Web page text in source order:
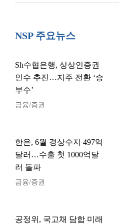
NSP 주요뉴스
Sh수협은행, 상상인증권
인수 추진…지주 전환 ‘승
부수’
금융/증권
한은, 6월 경상수지 497억
달러…수출 첫 1000억달
러 돌파
금융/증권
공정위, 국고채 담합 미래